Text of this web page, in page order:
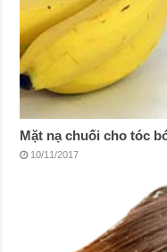
Mặt nạ chuối cho tóc
10/11/2017